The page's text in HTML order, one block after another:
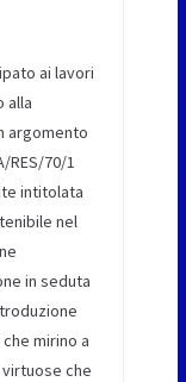
ai lavori
alla
argomento
RES/70/1
intitolata
nel
in seduta
mirino a
che